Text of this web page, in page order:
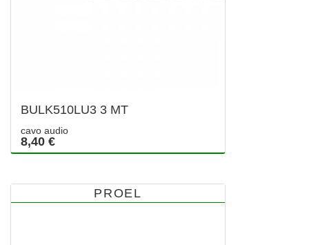
BULK510LU3 3 MT
cavo audio
8,40 €
PROEL